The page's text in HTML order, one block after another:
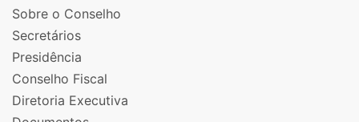
Sobre o Conselho
Secretários
Presidência
Conselho Fiscal
Diretoria Executiva